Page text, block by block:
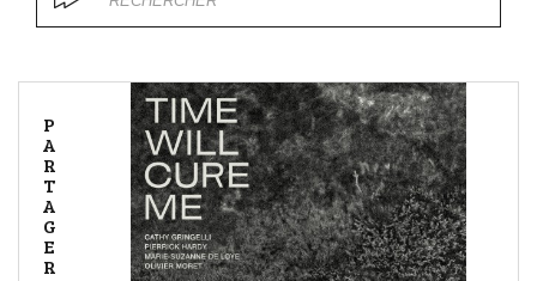
P
A
R
T
A
G
E
R